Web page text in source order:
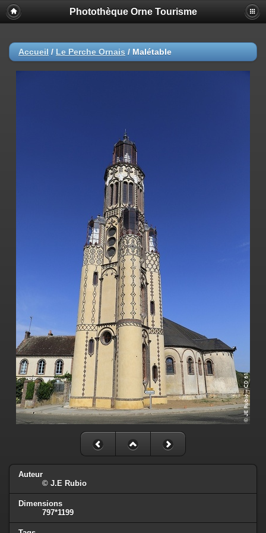
Photothèque Orne Tourisme
Accueil / Le Perche Ornais / Malétable
Auteur
© J.E Rubio
Dimensions
797*1199